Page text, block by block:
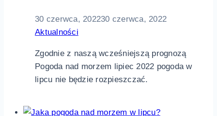
30 czerwca, 202230 czerwca, 2022
Aktualności
Zgodnie z naszą wcześniejszą prognozą
Pogoda nad morzem lipiec 2022 pogoda w
lipcu nie będzie rozpieszczać.